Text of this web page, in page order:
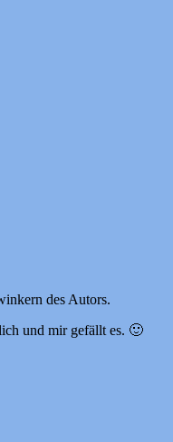
des Autors.
und mir gefällt es. 🙂